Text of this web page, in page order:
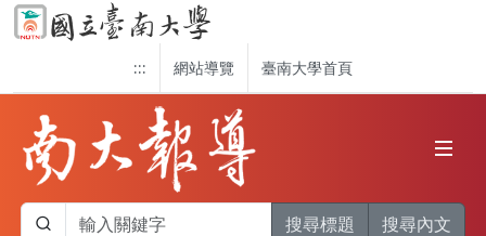
::: 網站導覽 臺南大學首頁
搜尋標題 搜尋內文